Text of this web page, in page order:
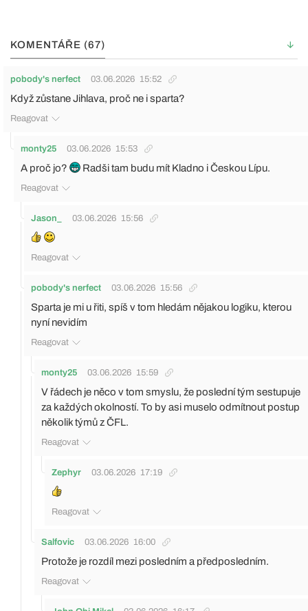
KOMENTÁŘE (67)
pobody's nerfect 03.06.2026 15:52
Když zůstane Jihlava, proč ne i sparta?
Reagovat
monty25 03.06.2026 15:53
A proč jo? Radši tam budu mít Kladno i Českou Lípu.
Reagovat
Jason_ 03.06.2026 15:56
Reagovat
pobody's nerfect 03.06.2026 15:56
Sparta je mi u řiti, spíš v tom hledám nějakou logiku, kterou
nyní nevidím
Reagovat
monty25 03.06.2026 15:59
V řádech je něco v tom smyslu, že poslední tým sestupuje
za každých okolností. To by asi muselo odmítnout postup
několik týmů z ČFL.
Reagovat
Zephyr 03.06.2026 17:19
Reagovat
Salfovic 03.06.2026 16:00
Protože je rozdíl mezi posledním a předposledním.
Reagovat